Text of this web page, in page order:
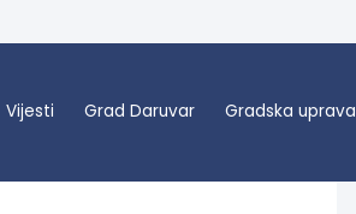
Vijesti Grad Daruvar Gradska uprava